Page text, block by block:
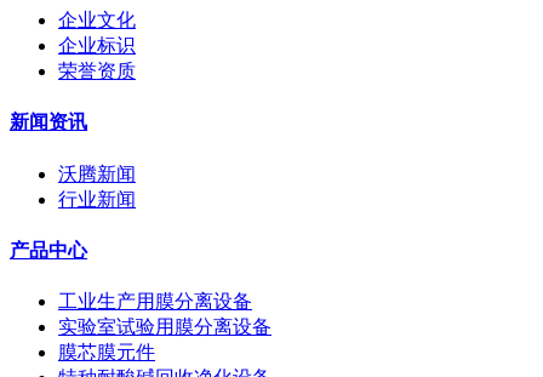
企业文化
企业标识
荣誉资质
新闻资讯
沃腾新闻
行业新闻
产品中心
工业生产用膜分离设备
实验室试验用膜分离设备
膜芯膜元件